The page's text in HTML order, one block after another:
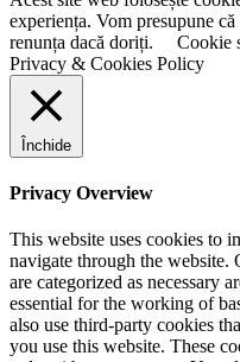
experiența. Vom presupune
renunța dacă doriți.
Cookie
Privacy & Cookies Policy
Închide
Privacy Overview
This website uses cookies to
navigate through the website.
are categorized as necessary
essential for the working of
also use third-party cookies
you use this website. These